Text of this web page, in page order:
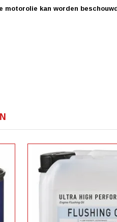
kan worden